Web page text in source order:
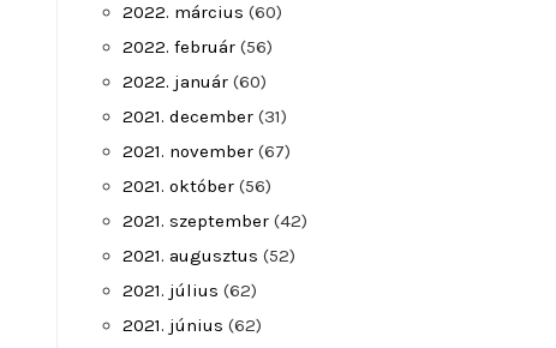
2022. március (60)
2022. február (56)
2022. január (60)
2021. december (31)
2021. november (67)
2021. október (56)
2021. szeptember (42)
2021. augusztus (52)
2021. július (62)
2021. június (62)